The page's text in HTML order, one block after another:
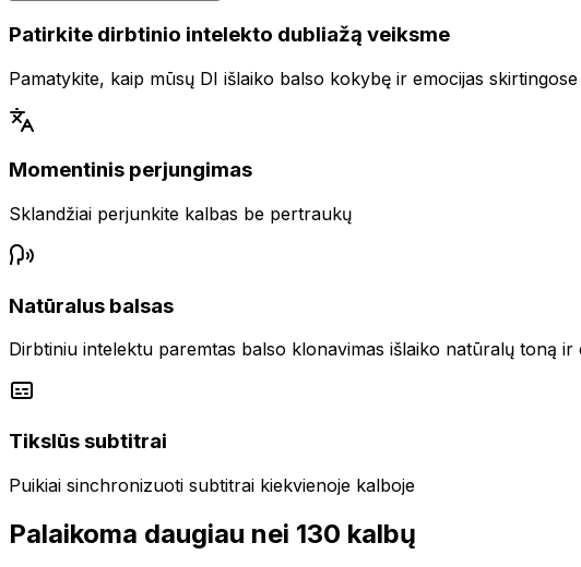
Patirkite dirbtinio intelekto dubliažą veiksme
Pamatykite, kaip mūsų DI išlaiko balso kokybę ir emocijas
Momentinis perjungimas
Sklandžiai perjunkite kalbas be pertraukų
Natūralus balsas
Dirbtiniu intelektu paremtas balso klonavimas išlaiko natūralų toną ir
Tikslūs subtitrai
Puikiai sinchronizuoti subtitrai kiekvienoje kalboje
Palaikoma daugiau nei 130 kalbų